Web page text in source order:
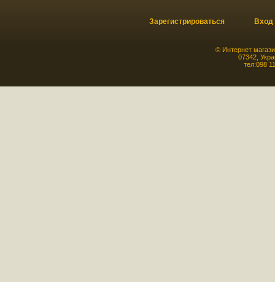
Зарегистрироваться Вход
© Интернет
07342 ,
тел:098